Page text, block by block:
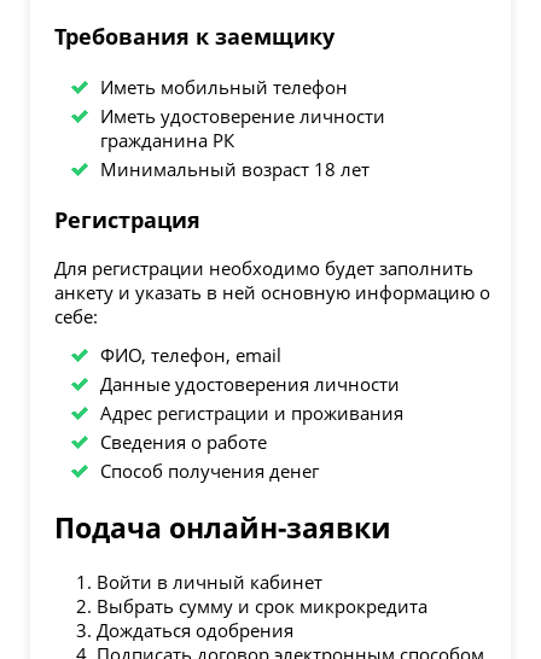
Требования к заемщику
Иметь мобильный телефон
Иметь удостоверение личности
гражданина РК
Минимальный возраст 18 лет
Регистрация
Для регистрации необходимо будет заполнить
анкету и указать в ней основную информацию о
себе:
ФИО, телефон, email
Данные удостоверения личности
Адрес регистрации и проживания
Сведения о работе
Способ получения денег
Подача онлайн-заявки
Войти в личный кабинет
Выбрать сумму и срок микрокредита
Дождаться одобрения
Подписать договор электронным способом